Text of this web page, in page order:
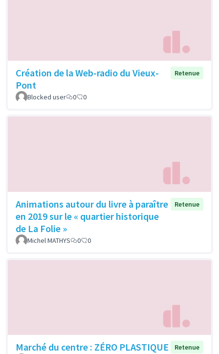
Création de la Web-radio du Vieux-
Pont
Retenue
Blocked user 0 0
Animations autour du livre à paraître
en 2019 sur le « quartier historique
de La Folie »
Retenue
Michel MATHYS 0 0
Marché du centre : ZÉRO PLASTIQUE
Retenue